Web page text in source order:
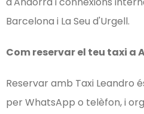
Barcelona i La Seu d'Urgell.
Com reservar el teu taxi a
Reservar amb Taxi Leandro
per WhatsApp o telèfon, i